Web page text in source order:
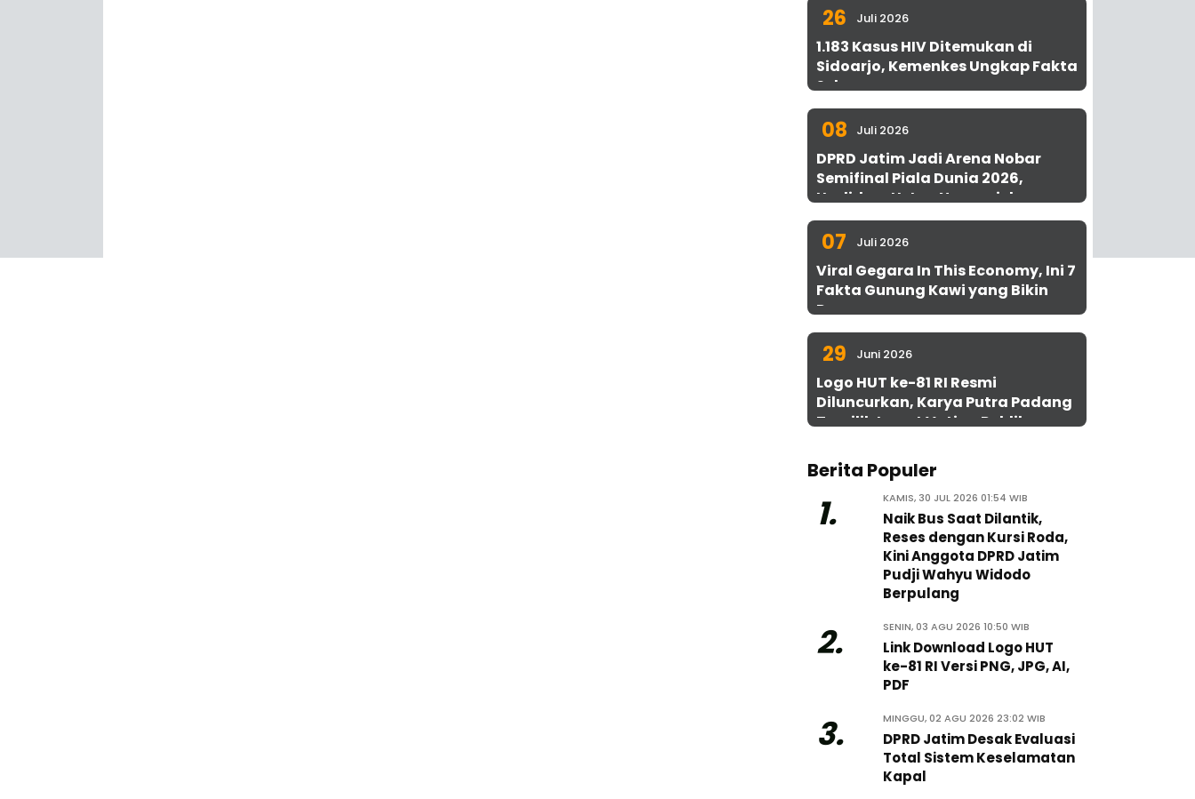
26 Juli 2026
1.183 Kasus HIV Ditemukan di
Sidoarjo, Kemenkes Ungkap Fakta
Sebenarnya
08 Juli 2026
DPRD Jatim Jadi Arena Nobar
Semifinal Piala Dunia 2026,
Hadirkan Uston Nawawi dan
UMKM Gratis untuk 1.000 Warga
07 Juli 2026
Viral Gegara In This Economy, Ini 7
Fakta Gunung Kawi yang Bikin
Penasaran
29 Juni 2026
Logo HUT ke-81 RI Resmi
Diluncurkan, Karya Putra Padang
Terpilih Lewat Voting Publik
Berita Populer
1. KAMIS, 30 JUL 2026 01:54 WIB
Naik Bus Saat Dilantik,
Reses dengan Kursi Roda,
Kini Anggota DPRD Jatim
Pudji Wahyu Widodo
Berpulang
2. SENIN, 03 AGU 2026 10:50 WIB
Link Download Logo HUT
ke-81 RI Versi PNG, JPG, AI,
PDF
3. MINGGU, 02 AGU 2026 23:02 WIB
DPRD Jatim Desak Evaluasi
Total Sistem Keselamatan
Kapal